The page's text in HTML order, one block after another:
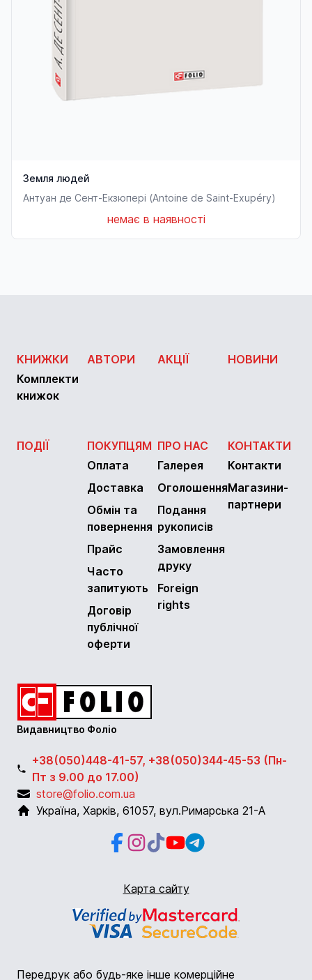
Земля людей
Антуан де Сент-Екзюпері (Antoine de Saint-Exupéry)
немає в наявності
КНИЖКИ
Комплекти
книжок
АВТОРИ АКЦІЇ НОВИНИ
ПОДІЇ
ПОКУПЦЯМ
Оплата
Доставка
Обмін та
повернення
Прайс
Часто
запитують
Договір
публічної
оферти
ПРО НАС
Галерея
Оголошення
Подання
рукописів
Замовлення
друку
Foreign
rights
КОНТАКТИ
Контакти
Магазини-
партнери
Видавництво Фоліо
+38(050)448-41-57, +38(050)344-45-53 (Пн-
Пт з 9.00 до 17.00)
store@folio.com.ua
Україна, Харків, 61057, вул.Римарська 21-А
Facebook
Instagram
Instagram
YoutubeTelegram
Карта сайту
Передрук або будь-яке інше комерційне